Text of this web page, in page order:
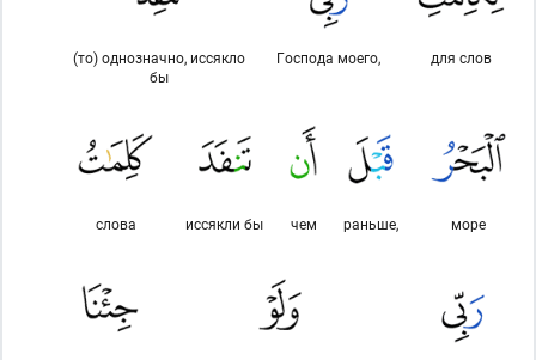
для слов
Господа моего,
(то) однозначно, иссякло
бы
море
раньше,
чем
иссякли бы
слова